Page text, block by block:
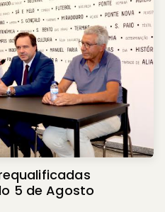
5 de Agosto